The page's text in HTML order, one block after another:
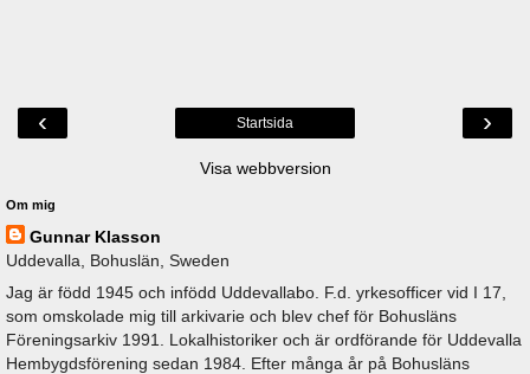
‹ ›
Startsida
Visa webbversion
Om mig
Gunnar Klasson
Uddevalla, Bohuslän, Sweden
Jag är född 1945 och infödd Uddevallabo. F.d. yrkesofficer vid I 17,
som omskolade mig till arkivarie och blev chef för Bohusläns
Föreningsarkiv 1991. Lokalhistoriker och är ordförande för Uddevalla
Hembygdsförening sedan 1984. Efter många år på Bohusläns